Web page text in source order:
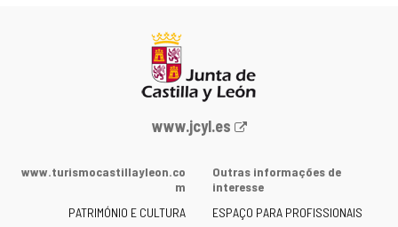
Portal
Junta
Castilla
www.jcyl.es
www.turismocastillayleon.co
m
PATRIMÓNIO E CULTURA
Outras informações de
interesse
ESPAÇO PARA PROFISSIONAIS